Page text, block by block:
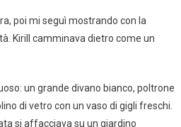
poi mi seguì mostrando con la
Kirill camminava dietro come un
un grande divano bianco, poltrone
di vetro con un vaso di gigli freschi.
si affacciava su un giardino